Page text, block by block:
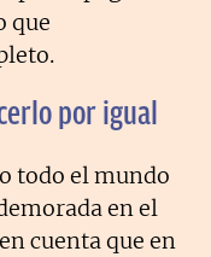
que
por igual
todo el mundo
en el
cuenta que en